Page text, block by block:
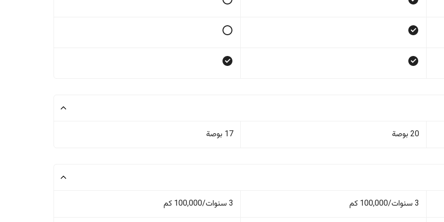
20 بوصة 17 بوصة
3 سنوات/100,000 كم 3 سنوات/100,000 كم